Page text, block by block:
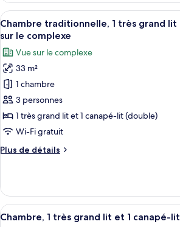
Beds,
Park
View
Double
Beds,
View
Afficher
toutes
les
photos
pour
ce
type
de
chambre :
traditionnelle,
grand
lit
Une
7
Chambre traditionnelle, 1 très grand lit
sur le complexe
Vue sur le complexe
33 m²
1 chambre
3 personnes
1 très grand lit et 1 canapé-lit (double)
Wi-Fi gratuit
Plus de détails
Plus
Chambre
traditionnelle,
1
Afficher
toutes
Une
7
Chambre, 1 très grand lit et 1 canapé-lit